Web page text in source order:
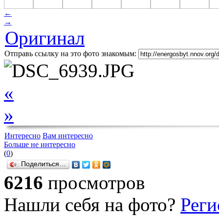
←
→
Оригинал
Отправь ссылку на это фото знакомым:
«
»
Интересно Вам интересно
Больше не интересно
(0)
Поделиться…
6216 просмотров
Нашли себя на фото?